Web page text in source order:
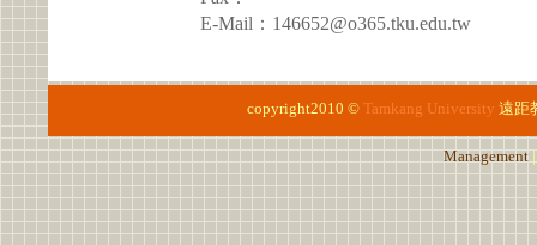
E-Mail：146652@o365.tku.edu.tw
copyright2010 © Tamkang University 遠距
Management